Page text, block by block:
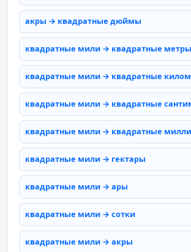
акры → квадратные дюймы
квадратные мили → квадратные метры
квадратные мили → квадратные
квадратные мили → квадратные
квадратные мили → квадратные
квадратные мили → гектары
квадратные мили → ары
квадратные мили → сотки
квадратные мили → акры